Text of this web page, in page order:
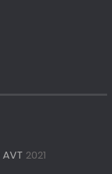
AVT 2021